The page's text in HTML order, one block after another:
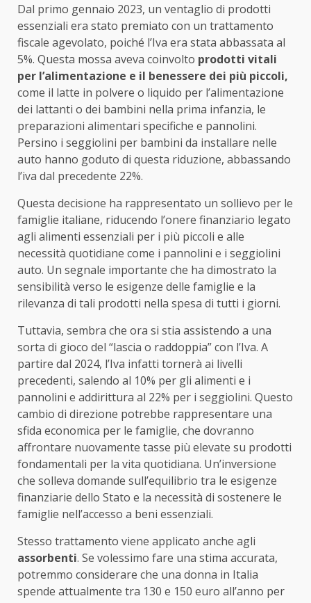
Dal primo gennaio 2023, un ventaglio di prodotti
essenziali era stato premiato con un trattamento
fiscale agevolato, poiché l’Iva era stata abbassata al
5%. Questa mossa aveva coinvolto prodotti vitali
per l’alimentazione e il benessere dei più piccoli,
come il latte in polvere o liquido per l’alimentazione
dei lattanti o dei bambini nella prima infanzia, le
preparazioni alimentari specifiche e pannolini.
Persino i seggiolini per bambini da installare nelle
auto hanno goduto di questa riduzione, abbassando
l’iva dal precedente 22%.
Questa decisione ha rappresentato un sollievo per le
famiglie italiane, riducendo l’onere finanziario legato
agli alimenti essenziali per i più piccoli e alle
necessità quotidiane come i pannolini e i seggiolini
auto. Un segnale importante che ha dimostrato la
sensibilità verso le esigenze delle famiglie e la
rilevanza di tali prodotti nella spesa di tutti i giorni.
Tuttavia, sembra che ora si stia assistendo a una
sorta di gioco del “lascia o raddoppia” con l’Iva. A
partire dal 2024, l’Iva infatti tornerà ai livelli
precedenti, salendo al 10% per gli alimenti e i
pannolini e addirittura al 22% per i seggiolini. Questo
cambio di direzione potrebbe rappresentare una
sfida economica per le famiglie, che dovranno
affrontare nuovamente tasse più elevate su prodotti
fondamentali per la vita quotidiana. Un’inversione
che solleva domande sull’equilibrio tra le esigenze
finanziarie dello Stato e la necessità di sostenere le
famiglie nell’accesso a beni essenziali.
Stesso trattamento viene applicato anche agli
assorbenti. Se volessimo fare una stima accurata,
potremmo considerare che una donna in Italia
spende attualmente tra 130 e 150 euro all’anno per